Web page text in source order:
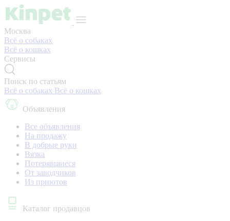
Москва
Всё о собаках
Всё о кошках
Сервисы
Поиск по статьям
Всё о собаках Всё о кошках
Объявления
Все объявления
На продажу
В добрые руки
Вязка
Потерявшиеся
От заводчиков
Из приютов
Каталог продавцов